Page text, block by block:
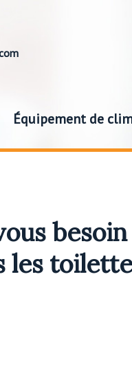
Équipement de
les